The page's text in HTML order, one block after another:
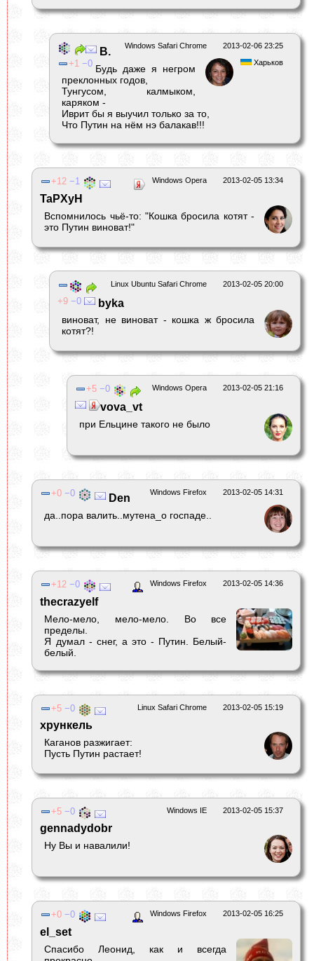
2013-02-06 23:25
Windows Safari Chrome
Харьков
1 0
В.
Будь даже я негром
преклонных годов,
Тунгусом, калмыком,
каряком -
Иврит бы я выучил только за то,
Что Путин на нём нэ балакав!!!
2013-02-05 13:34
Windows Opera
12 1
TaPXyH
Вспомнилось чьё-то: "Кошка бросила котят -
это Путин виноват!"
2013-02-05 20:00
Linux Ubuntu Safari Chrome
9 0 byka
виноват, не виноват - кошка ж бросила
котят?!
2013-02-05 21:16
Windows Opera
5 0
vova_vt
при Ельцине такого не было
2013-02-05 14:31
Windows Firefox
0 0 Den
да..пора валить..мутена_о госпаде..
2013-02-05 14:36
Windows Firefox
12 0
thecrazyelf
Мело-мело, мело-мело. Во все
пределы.
Я думал - снег, а это - Путин. Белый-
белый.
2013-02-05 15:19
Linux Safari Chrome
5 0
хрункель
Каганов разжигает:
Пусть Путин растает!
2013-02-05 15:37
Windows IE
5 0
gennadydobr
Ну Вы и навалили!
2013-02-05 16:25
Windows Firefox
0 0
el_set
Cпасибо Леонид, как и всегда